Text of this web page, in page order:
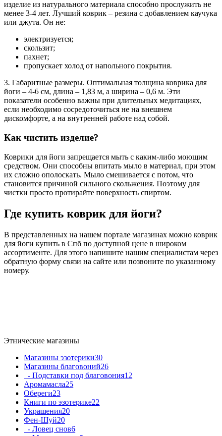
изделие из натурального материала способно прослужить не
менее 3-4 лет. Лучший коврик – резина с добавлением каучука
или джута. Он не:
электризуется;
скользит;
пахнет;
пропускает холод от напольного покрытия.
3. Габаритные размеры. Оптимальная толщина коврика для
йоги – 4-6 см, длина – 1,83 м, а ширина – 0,6 м. Эти
показатели особенно важны при длительных медитациях,
если необходимо сосредоточиться не на внешнем
дискомфорте, а на внутренней работе над собой.
Как чистить изделие?
Коврики для йоги запрещается мыть с каким-либо моющим
средством. Они способны впитать мыло в материал, при этом
их сложно ополоскать. Мыло смешивается с потом, что
становится причиной сильного скольжения. Поэтому для
чистки просто протирайте поверхность спиртом.
Где купить коврик для йоги?
В представленных на нашем портале магазинах можно коврик
для йоги купить в Спб по доступной цене в широком
ассортименте. Для этого напишите нашим специалистам через
обратную форму связи на сайте или позвоните по указанному
номеру.
Этнические магазины
Магазины эзотерики30
Магазины благовоний26
- Подставки под благовония12
Аромамасла25
Обереги23
Книги по эзотерике22
Украшения20
Фен-Шуй20
- Ловец снов6